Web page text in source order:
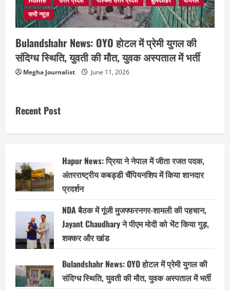
सभी न्यूज़
Bulandshahr News: OYO होटल में प्रेमी युगल की
संदिग्ध स्थिति, युवती की मौत, युवक अस्पताल में भर्ती
Megha Journalist June 11, 2026
Recent Post
Hapur News: प्रिया ने नेपाल में जीता रजत पदक,
अंतरराष्ट्रीय कबड्डी चैंपियनशिप में किया शानदार
प्रदर्शन
NDA बैठक में गूंजी मुजफ्फरनगर-शामली की पहचान,
Jayant Chaudhary ने पीएम मोदी को भेंट किया गुड़,
शक्कर और खांड
Bulandshahr News: OYO होटल में प्रेमी युगल की
संदिग्ध स्थिति, युवती की मौत, युवक अस्पताल में भर्ती